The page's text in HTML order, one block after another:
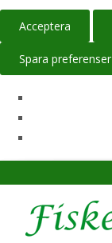
Acceptera
Spara preferenser